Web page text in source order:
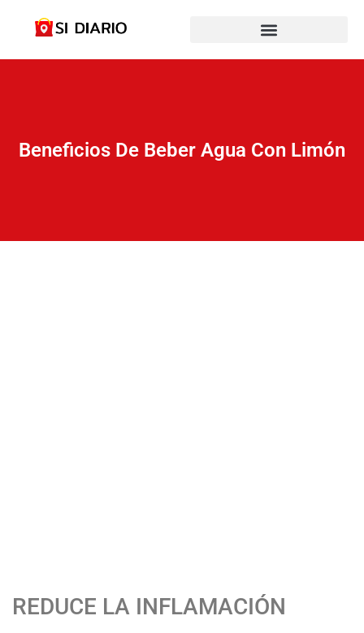
Beneficios De Beber Agua Con Limón
REDUCE LA INFLAMACIÓN